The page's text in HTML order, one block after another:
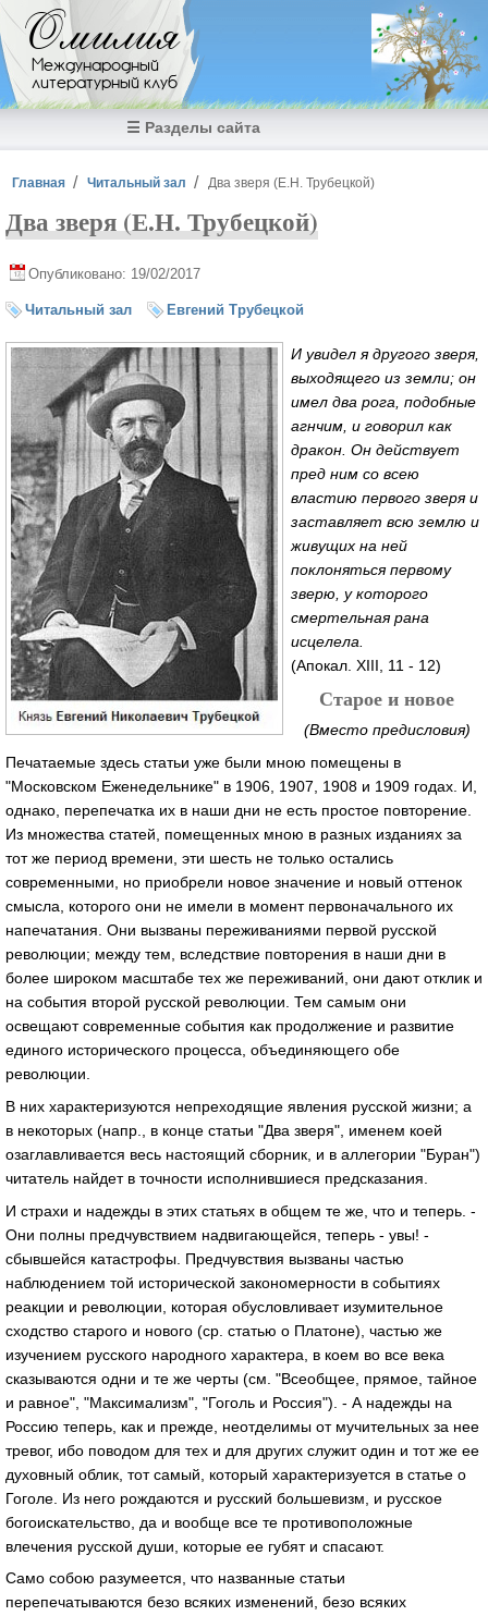
Перейти к основному содержанию
Омилия
Международный
литературный клуб
☰ Разделы сайта
Вы здесь
Главная Читальный зал Два зверя (Е.Н. Трубецкой)
Два зверя (Е.Н. Трубецкой)
Опубликовано: 19/02/2017
Читальный зал Евгений Трубецкой
И увидел я другого зверя,
выходящего из земли; он
имел два рога, подобные
агнчим, и говорил как
дракон. Он действует
пред ним со всею
властию первого зверя и
заставляет всю землю и
живущих на ней
поклоняться первому
зверю, у которого
смертельная рана
исцелела.
(Апокал. XIII, 11 - 12)
Старое и новое
(Вместо предисловия)
Печатаемые здесь статьи уже были мною помещены в
"Московском Еженедельнике" в 1906, 1907, 1908 и 1909 годах. И,
однако, перепечатка их в наши дни не есть простое повторение.
Из множества статей, помещенных мною в разных изданиях за
тот же период времени, эти шесть не только остались
современными, но приобрели новое значение и новый оттенок
смысла, которого они не имели в момент первоначального их
напечатания. Они вызваны переживаниями первой русской
революции; между тем, вследствие повторения в наши дни в
более широком масштабе тех же переживаний, они дают отклик и
на события второй русской революции. Тем самым они
освещают современные события как продолжение и развитие
единого исторического процесса, объединяющего обе
революции.
В них характеризуются непреходящие явления русской жизни; а
в некоторых (напр., в конце статьи "Два зверя", именем коей
озаглавливается весь настоящий сборник, и в аллегории "Буран")
читатель найдет в точности исполнившиеся предсказания.
И страхи и надежды в этих статьях в общем те же, что и теперь. -
Они полны предчувствием надвигающейся, теперь - увы! -
сбывшейся катастрофы. Предчувствия вызваны частью
наблюдением той исторической закономерности в событиях
реакции и революции, которая обусловливает изумительное
сходство старого и нового (ср. статью о Платоне), частью же
изучением русского народного характера, в коем во все века
сказываются одни и те же черты (см. "Всеобщее, прямое, тайное
и равное", "Максимализм", "Гоголь и Россия"). - А надежды на
Россию теперь, как и прежде, неотделимы от мучительных за нее
тревог, ибо поводом для тех и для других служит один и тот же ее
духовный облик, тот самый, который характеризуется в статье о
Гоголе. Из него рождаются и русский большевизм, и русское
богоискательство, да и вообще все те противоположные
влечения русской души, которые ее губят и спасают.
Само собою разумеется, что названные статьи
перепечатываются безо всяких изменений, безо всяких